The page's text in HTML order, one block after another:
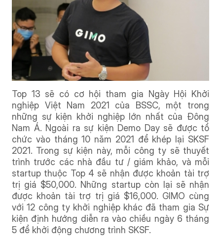
Top 13 sẽ có cơ hội tham gia Ngày Hội Khởi
nghiệp Việt Nam 2021 của BSSC, một trong
những sự kiện khởi nghiệp lớn nhất của Đông
Nam Á. Ngoài ra sự kiện Demo Day sẽ được tổ
chức vào tháng 10 năm 2021 để khép lại SKSF
2021. Trong sự kiện này, mỗi công ty sẽ thuyết
trình trước các nhà đầu tư / giám khảo, và mỗi
startup thuộc Top 4 sẽ nhận được khoản tài trợ
trị giá $50,000. Những startup còn lại sẽ nhận
được khoản tài trợ trị giá $16,000. GIMO cùng
với 12 công ty khởi nghiệp khác đã tham gia Sự
kiện định hướng diễn ra vào chiều ngày 6 tháng
5 để khởi động chương trình SKSF.